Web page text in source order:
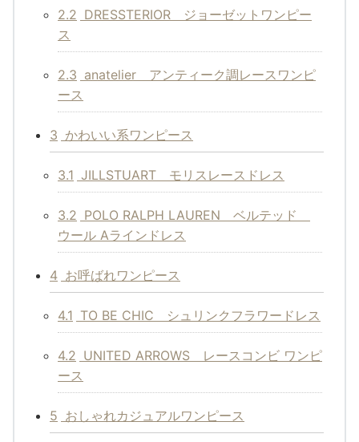
2.2 DRESSTERIOR ジョーゼットワンピー
ス
2.3 anatelier アンティーク調レースワンピ
ース
3 かわいい系ワンピース
3.1 JILLSTUART モリスレースドレス
3.2 POLO RALPH LAUREN ベルテッド
ウール Aラインドレス
4 お呼ばれワンピース
4.1 TO BE CHIC シュリンクフラワードレス
4.2 UNITED ARROWS レースコンビ ワンピ
ース
5 おしゃれカジュアルワンピース